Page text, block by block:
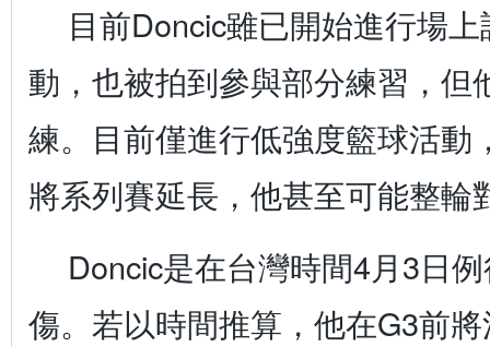
目前Doncic雖已開始進行場
動，也被拍到參與部分練習，但
練。目前僅進行低強度籃球活動
將系列賽延長，他甚至可能整輪
Doncic是在台灣時間4月3日
傷。若以時間推算，他在G3前